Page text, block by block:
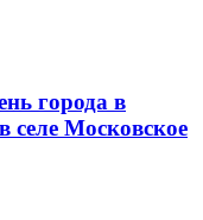
города в
селе Московское